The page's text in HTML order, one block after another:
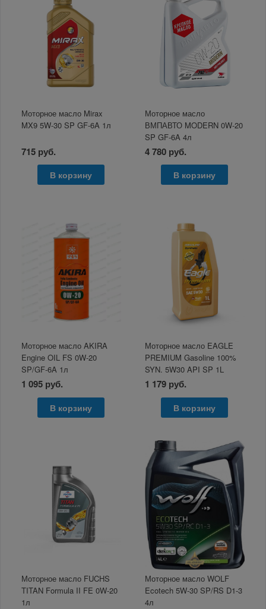
Моторное масло Mirax
MX9 5W-30 SP GF-6A 1л
715 руб.
В корзину
Моторное масло
ВМПАВТО MODERN 0W-20
SP GF-6A 4л
4 780 руб.
В корзину
Моторное масло AKIRA
Engine OIL FS 0W-20
SP/GF-6A 1л
1 095 руб.
В корзину
Моторное масло EAGLE
PREMIUM Gasoline 100%
SYN. 5W30 API SP 1L
1 179 руб.
В корзину
Моторное масло FUCHS
TITAN Formula II FE 0W-20
1л
Моторное масло WOLF
Ecotech 5W-30 SP/RS D1-3
4л